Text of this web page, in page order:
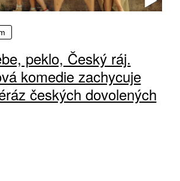
peklo, Český ráj.
komedie zachycuje
českých dovolených